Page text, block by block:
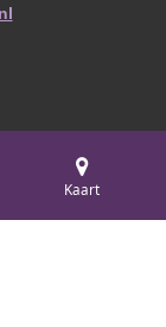
Kaart